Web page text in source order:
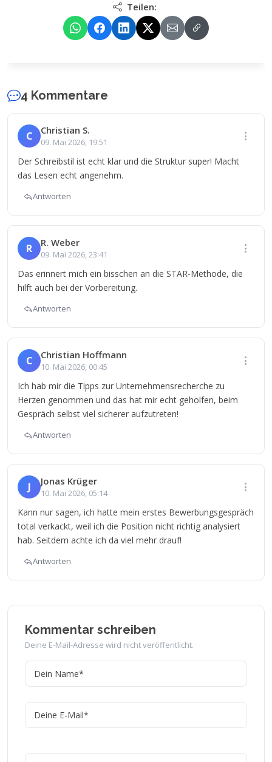
Teilen:
4 Kommentare
C Christian S.
09. Mai 2026, 19:51
Der Schreibstil ist echt klar und die Struktur super! Macht
das Lesen echt angenehm.
Antworten
R R. Weber
09. Mai 2026, 23:41
Das erinnert mich ein bisschen an die STAR-Methode, die
hilft auch bei der Vorbereitung.
Antworten
C Christian Hoffmann
10. Mai 2026, 00:45
Ich hab mir die Tipps zur Unternehmensrecherche zu
Herzen genommen und das hat mir echt geholfen, beim
Gespräch selbst viel sicherer aufzutreten!
Antworten
J Jonas Krüger
10. Mai 2026, 05:14
Kann nur sagen, ich hatte mein erstes Bewerbungsgespräch
total verkackt, weil ich die Position nicht richtig analysiert
hab. Seitdem achte ich da viel mehr drauf!
Antworten
Kommentar schreiben
Deine E-Mail-Adresse wird nicht veröffentlicht.